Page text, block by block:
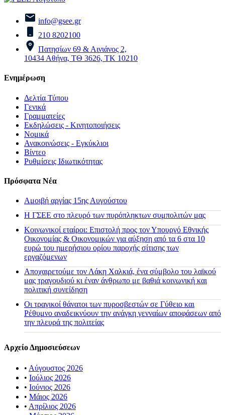
info@gsee.gr
210 8202100
Πατησίων 69 & Αινιάνος 2,
10434 Αθήνα, ΤΘ 3626, ΤΚ 10210
Ενημέρωση
Δελτία Τύπου
Γενικά
Γραμματείες
Εκδηλώσεις - Κινητοποιήσεις
Νομικά
Ανακοινώσεις - Εγκύκλιοι
Βίντεο
Ρυθμίσεις Ιδιωτικότητας
Πρόσφατα Νέα
Αμοιβή αργίας 15ης Αυγούστου
H ΓΣΕΕ στο πλευρό των πυρόπληκτων συμπολιτών μας
Κοινωνικοί εταίροι: Επιστολή προς τον Υπουργό Εθνικής
Οικονομίας & Οικονομικών για αύξηση από τα 6 στα 10
ευρώ του ημερήσιου ορίου παροχής σίτισης των
εργαζόμενων
Αποχαιρετούμε τον Λάκη Χαλκιά, ένα σύμβολο του λαϊκού
μας τραγουδιού κι έναν άνθρωπο με βαθιά κοινωνική και
πολιτική συνείδηση
Οι τραγικοί θάνατοι των πυροσβεστών σε Γύθειο και
Ρέθυμνο αναδεικνύουν την ανάγκη γενναίων αποφάσεων από
την πλευρά της πολιτείας
Αρχείο Δημοσιεύσεων
• Αύγουστος 2026
• Ιούλιος 2026
• Ιούνιος 2026
• Μάιος 2026
• Απρίλιος 2026